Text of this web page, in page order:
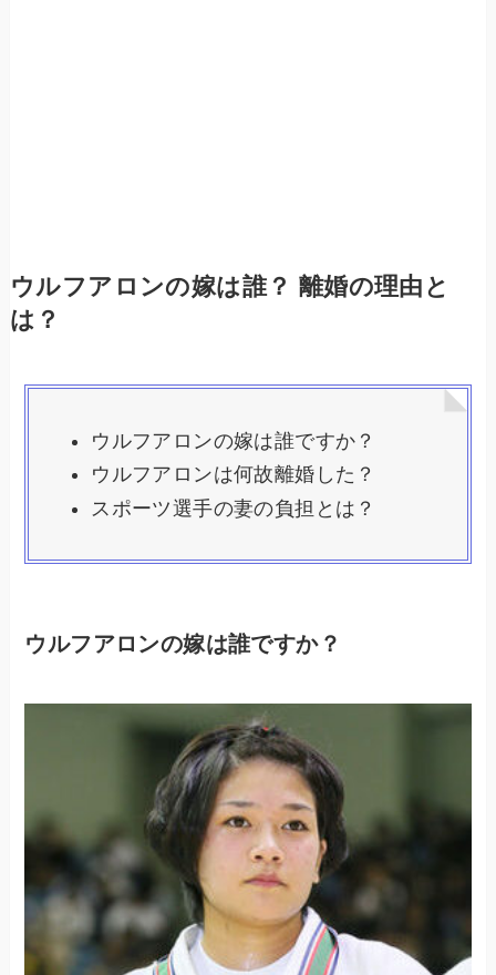
ウルフアロンの嫁は誰？ 離婚の理由と
は？
ウルフアロンの嫁は誰ですか？
ウルフアロンは何故離婚した？
スポーツ選手の妻の負担とは？
ウルフアロンの嫁は誰ですか？